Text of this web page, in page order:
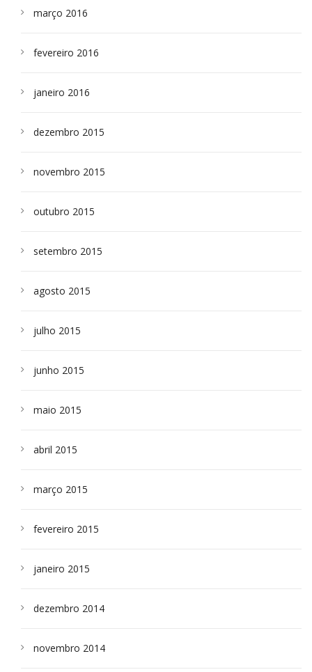
março 2016
fevereiro 2016
janeiro 2016
dezembro 2015
novembro 2015
outubro 2015
setembro 2015
agosto 2015
julho 2015
junho 2015
maio 2015
abril 2015
março 2015
fevereiro 2015
janeiro 2015
dezembro 2014
novembro 2014